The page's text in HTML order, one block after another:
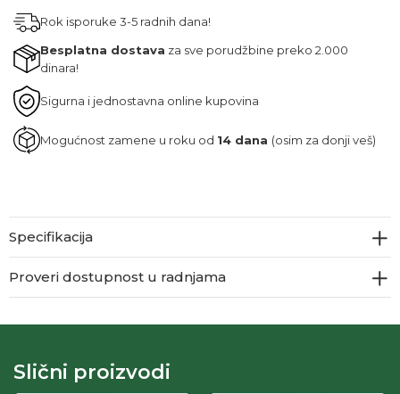
Rok isporuke 3-5 radnih dana!
Besplatna dostava za sve porudžbine preko 2.000
dinara!
Sigurna i jednostavna online kupovina
Mogućnost zamene u roku od 14 dana (osim za donji veš)
Specifikacija
Proveri dostupnost u radnjama
Slični proizvodi